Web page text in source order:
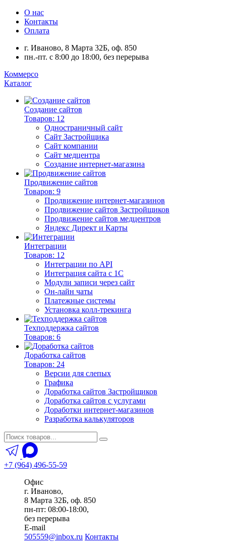
О нас
Контакты
Оплата
г. Иваново, 8 Марта 32Б, оф. 850
пн.-пт. с 8:00 до 18:00, без перерыва
Коммерсо
Каталог
Создание сайтов
Товаров: 12
Одностраничный сайт
Сайт Застройщика
Сайт компании
Сайт медцентра
Создание интернет-магазина
Продвижение сайтов
Товаров: 9
Продвижение интернет-магазинов
Продвижение сайтов Застройщиков
Продвижение сайтов медцентров
Яндекс Директ и Карты
Интеграции
Товаров: 12
Интеграции по API
Интеграция сайта с 1С
Модули записи через сайт
Он-лайн чаты
Платежные системы
Установка колл-трекинга
Техподдержка сайтов
Товаров: 6
Доработка сайтов
Товаров: 24
Версии для слепых
Графика
Доработка сайтов Застройщиков
Доработка сайтов с услугами
Доработки интернет-магазинов
Разработка калькуляторов
+7 (964) 496-55-59
Офис
г. Иваново,
8 Марта 32Б, оф. 850
пн-пт: 08:00-18:00,
без перерыва
E-mail
505559@inbox.ru Контакты